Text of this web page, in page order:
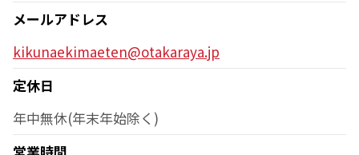
メールアドレス
kikunaekimaeten@otakaraya.jp
定休日
年中無休(年末年始除く)